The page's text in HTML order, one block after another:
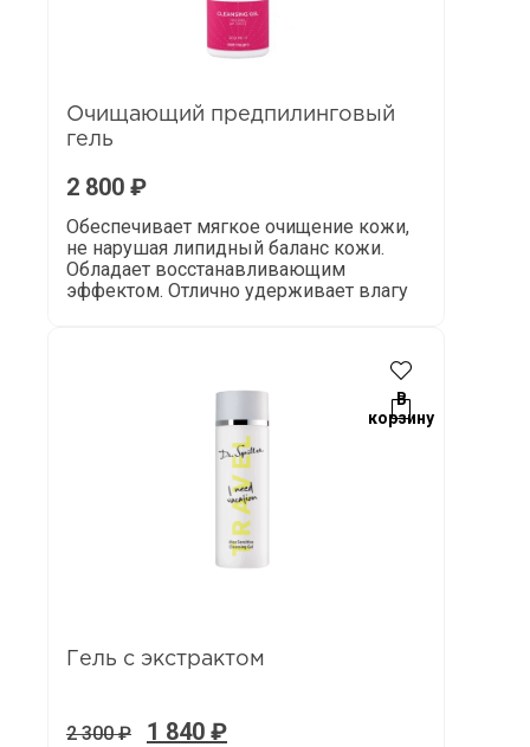
Очищающий предпилинговый
гель
2 800 ₽
Обеспечивает мягкое очищение кожи,
не нарушая липидный баланс кожи.
Обладает восстанавливающим
эффектом. Отлично удерживает влагу
В
корзину
Гель с экстрактом
2 300₽ 1 840 ₽